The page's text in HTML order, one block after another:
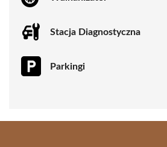
Stacja Diagnostyczna
Parkingi